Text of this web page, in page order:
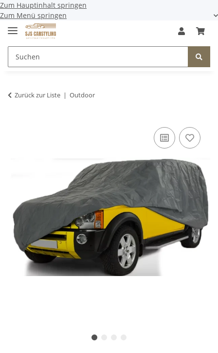
Zum Hauptinhalt springen
Zum Menü springen
Zurück zur Liste Outdoor